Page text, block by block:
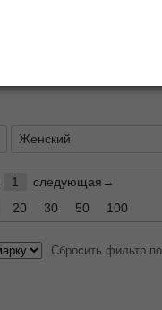
Женский
1
следующая→
20 30 50 100
Сбросить фильтр